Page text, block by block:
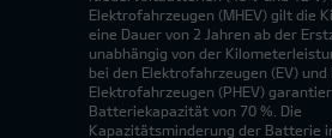
Elektrofahrzeugen (MHEV) gilt die
eine Dauer von 2 Jahren ab der
unabhängig von der
bei den Elektrofahrzeugen (EV)
Elektrofahrzeugen (PHEV)
Batteriekapazität von 70 %. Die
Kapazitätsminderung der Batterie